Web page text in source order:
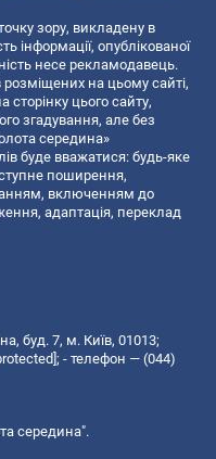
зору, викладену в
інформації, опублікованої
несе рекламодавець.
на цьому сайті,
сторінку цього сайту,
згадування, але без
середина»
буде вважатися: будь-яке
поширення,
включенням до
адаптація, переклад
буд. 7, м. Київ, 01013;
; - телефон — (044)
середина".